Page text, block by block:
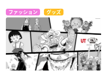
ファッション グッズ